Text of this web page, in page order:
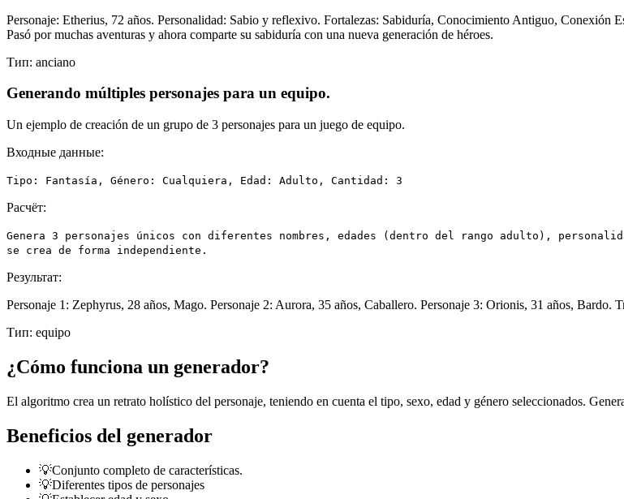
Personaje: Etherius, 72 años. Personalidad: Sabio y reflexivo. Fortalezas: Sabiduría, Conocimiento Antiguo, Conexión
Pasó por muchas aventuras y ahora comparte su sabiduría con una nueva generación de héroes.
Тип: anciano
Generando múltiples personajes para un equipo.
Un ejemplo de creación de un grupo de 3 personajes para un juego de equipo.
Входные данные:
Tipo: Fantasía, Género: Cualquiera, Edad: Adulto, Cantidad: 3
Расчёт:
Genera 3 personajes únicos con diferentes nombres, edades (dentro del rango adulto),
se crea de forma independiente.
Результат:
Personaje 1: Zephyrus, 28 años, Mago. Personaje 2: Aurora, 35 años, Caballero. Personaje 3: Orionis, 31 años, Bardo.
Тип: equipo
¿Cómo funciona un generador?
El algoritmo crea un retrato holístico del personaje, teniendo en cuenta el tipo, sexo, edad y género seleccionados.
Beneficios del generador
💡Conjunto completo de características.
💡Diferentes tipos de personajes